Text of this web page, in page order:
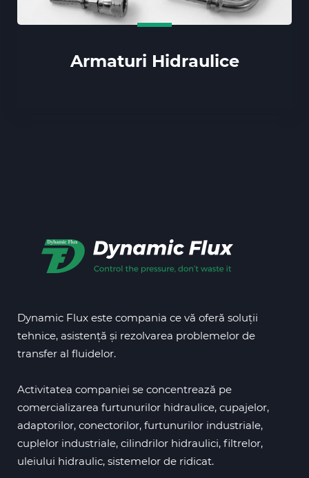
Armaturi Hidraulice
Dynamic Flux este compania ce vă oferă soluții
tehnice, asistență și rezolvarea problemelor de
transfer al fluidelor.
Activitatea companiei se concentrează pe
comercializarea furtunurilor hidraulice, cupajelor,
adaptorilor, conectorilor, furtunurilor industriale,
cuplelor industriale, cilindrilor hidraulici, filtrelor,
uleiului hidraulic, sistemelor de ridicat.